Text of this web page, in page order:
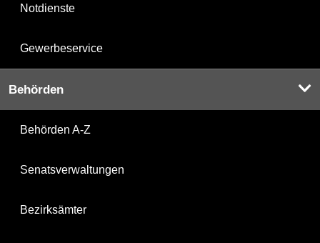
Notdienste
Gewerbeservice
Behörden
Behörden A-Z
Senatsverwaltungen
Bezirksämter